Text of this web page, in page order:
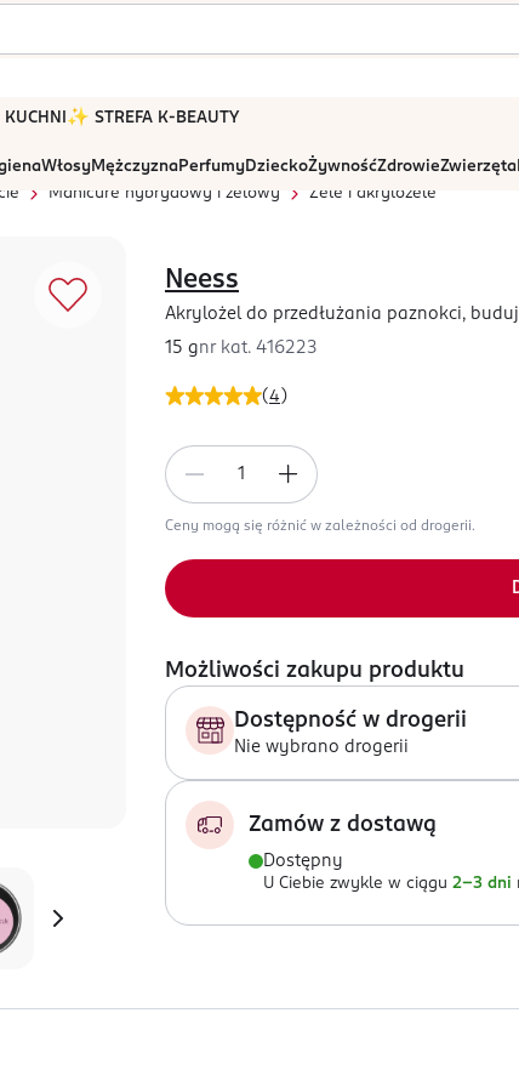
KUCHNI ✨ STREFA K-BEAUTY
WłosyMężczyznaPerfumyDzieckoŻywnośćZdrowieZwierzęta
Manicure hybrydowy i żelowy Żele i akrylożele
(4 )
Neess
Akrylożel do przedłużania paznokci,
15 gnr kat. 416223
Ceny mogą się różnić w zależności od drogerii.
Możliwości zakupu produktu
Dostępność w drogerii
Nie wybrano drogerii
Zamów z dostawą
Dostępny
U Ciebie zwykle w ciągu 2-3 dni